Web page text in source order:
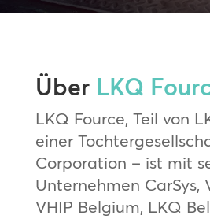
Über LKQ
LKQ Fource, Teil von
einer
Corporation – ist mit
Unternehmen CarSys,
VHIP Belgium, LKQ